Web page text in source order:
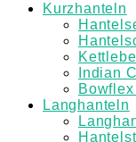
Kurzhanteln
Indian
Langhanteln